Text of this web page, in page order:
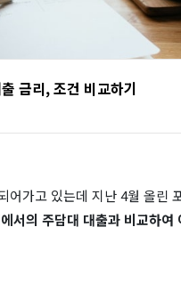
금리, 조건 비교하기
어가고 있는데 지난 4월 올린
서의 주담대 대출과 비교하여